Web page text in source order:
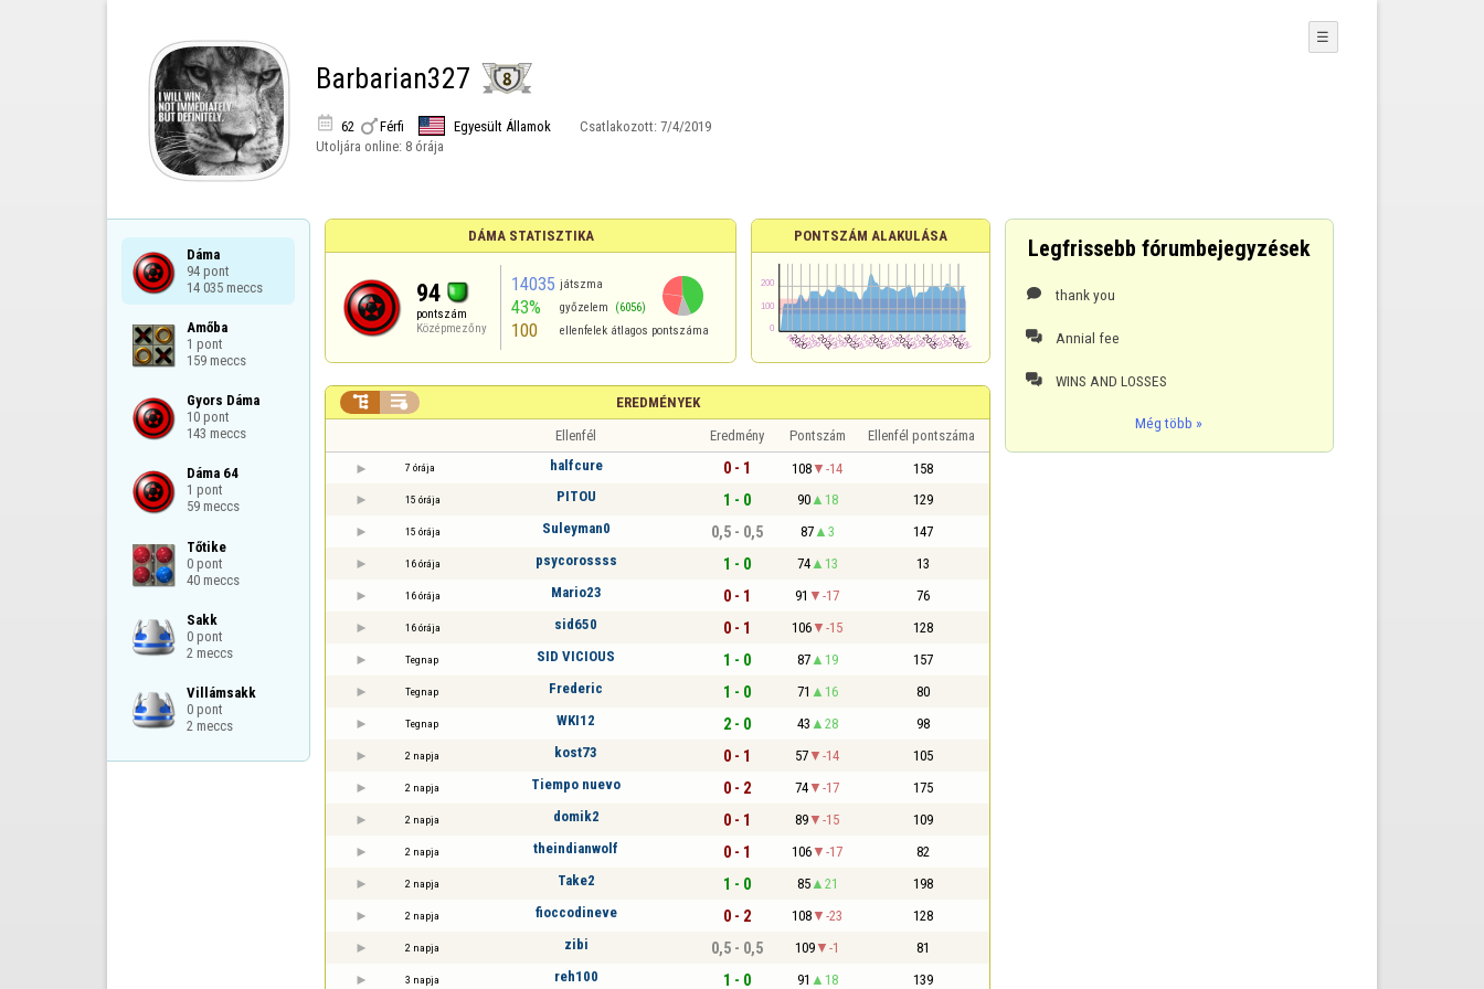
Barbarian327
 62 Férfi Egyesült Államok Csatlakozott: 7/4/2019
Utoljára online: 8 órája
☰
Dáma
94 pont
14 035 meccs
Amőba
1 pont
159 meccs
Gyors Dáma
10 pont
143 meccs
Dáma 64
1 pont
59 meccs
Tőtike
0 pont
40 meccs
Sakk
0 pont
2 meccs
Villámsakk
0 pont
2 meccs
DÁMA STATISZTIKA
94
pontszám
Középmezőny
14035 játszma
43% győzelem (6056)
100 ellenfelek átlagos pontszáma
PONTSZÁM ALAKULÁSA
EREDMÉNYEK
 
Ellenfél Eredmény Pontszám Ellenfél pontszáma
7 órája halfcure 0 - 1 108 -14 158
15 órája PITOU 1 - 0 90 18 129
15 órája Suleyman0 0,5 - 0,5 87 3 147
16 órája psycorossss 1 - 0 74 13 13
16 órája Mario23 0 - 1 91 -17 76
16 órája sid650 0 - 1 106 -15 128
Tegnap SID VICIOUS 1 - 0 87 19 157
Tegnap Frederic 1 - 0 71 16 80
Tegnap WKI12 2 - 0 43 28 98
2 napja kost73 0 - 1 57 -14 105
2 napja Tiempo nuevo 0 - 2 74 -17 175
2 napja domik2 0 - 1 89 -15 109
2 napja theindianwolf 0 - 1 106 -17 82
2 napja Take2 1 - 0 85 21 198
2 napja fioccodineve 0 - 2 108 -23 128
2 napja zibi 0,5 - 0,5 109 -1 81
3 napja reh100 1 - 0 91 18 139
Legfrissebb fórumbejegyzések
 thank you
 Annial fee
 WINS AND LOSSES
Még több »